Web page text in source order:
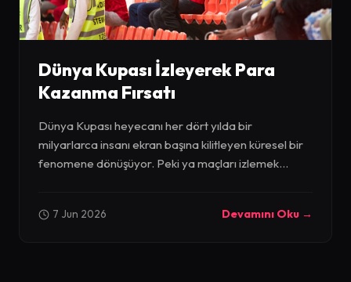
Dünya Kupası İzleyerek Para
Kazanma Fırsatı
Dünya Kupası heyecanı her dört yılda bir
milyarlarca insanı ekran başına kilitleyen küresel bir
fenomene dönüşüyor. Peki ya maçları izlemek...
7 Jun 2026 Devamını Oku →